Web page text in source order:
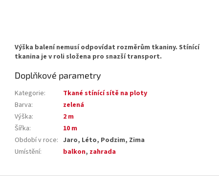
Výška balení nemusí odpovídat rozměrům tkaniny. Stínící
tkanina je v roli složena pro snazší transport.
Doplňkové parametry
Kategorie:
Tkané stínící sítě na ploty
Barva:
zelená
Výška:
2 m
Šířka:
10 m
Období v roce: Jaro, Léto, Podzim, Zima
Umístění: balkon, zahrada